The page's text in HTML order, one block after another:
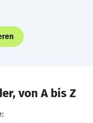
von A bis Z